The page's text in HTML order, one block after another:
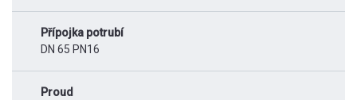
Přípojka potrubí
DN 65 PN16
Proud